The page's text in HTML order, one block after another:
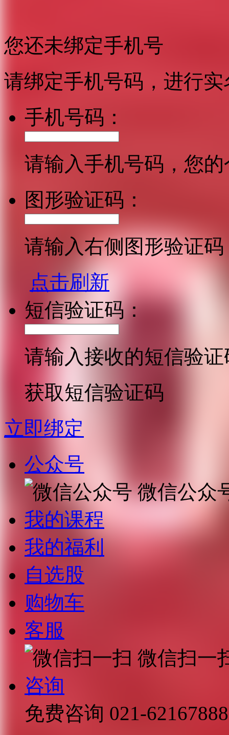
您还未绑定手机号
请绑定手机号码，进行
手机号码：
请输入手机号码，您
图形验证码：
请输入右侧图形验证码
点击刷新
短信验证码：
请输入接收的短信验证
获取短信验证码
立即绑定
公众号
微信公众
我的课程
我的福利
自选股
购物车
客服
微信扫一
咨询
免费咨询 021-62167888